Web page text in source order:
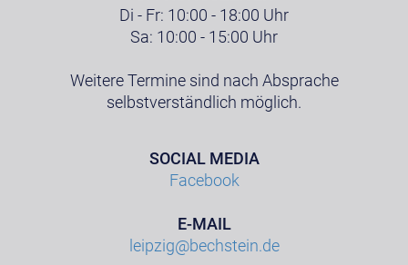
Di - Fr: 10:00 - 18:00 Uhr
Sa: 10:00 - 15:00 Uhr
Weitere Termine sind nach Absprache
selbstverständlich möglich.
SOCIAL MEDIA
Facebook
E-MAIL
leipzig@bechstein.de